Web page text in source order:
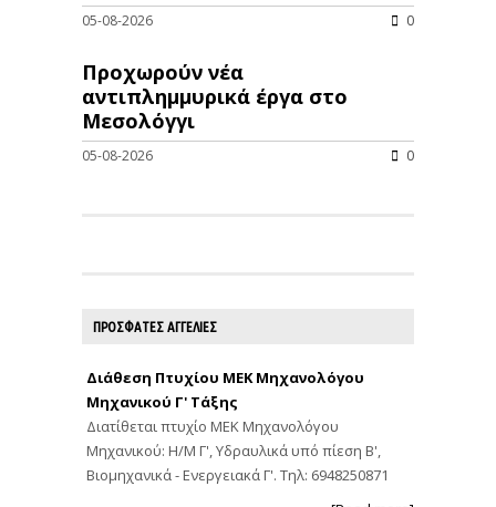
05-08-2026 0
Προχωρούν νέα
αντιπλημμυρικά έργα στο
Μεσολόγγι
05-08-2026 0
ΠΡΟΣΦΑΤΕΣ ΑΓΓΕΛΙΕΣ
Διάθεση Πτυχίου ΜΕΚ Μηχανολόγου
Μηχανικού Γ' Τάξης
Διατίθεται πτυχίο ΜΕΚ Μηχανολόγου
Μηχανικού: Η/Μ Γ', Υδραυλικά υπό πίεση Β',
Βιομηχανικά - Ενεργειακά Γ'. Τηλ: 6948250871